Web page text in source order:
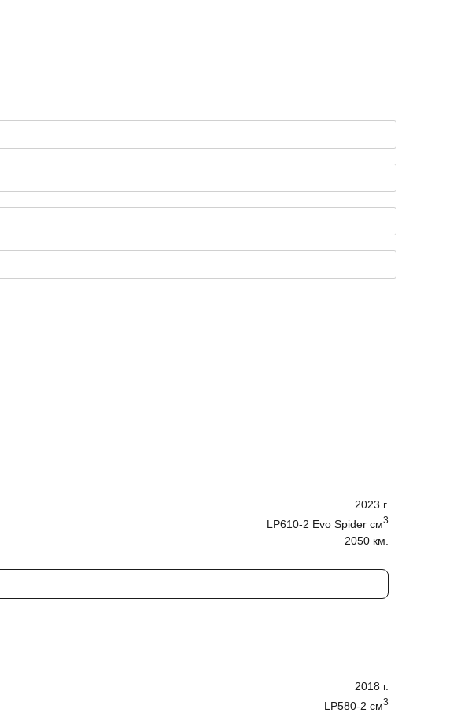
2023 г.
LP610-2 Evo Spider cм3
2050 км.
2018 г.
LP580-2 cм3